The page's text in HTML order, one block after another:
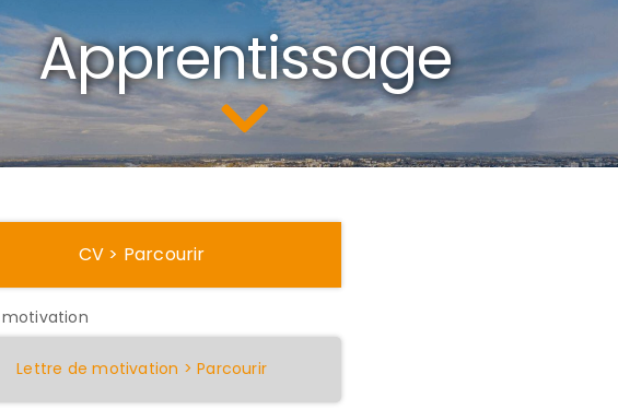
Apprentissage
CV > Parcourir
Lettre de motivation > Parcourir